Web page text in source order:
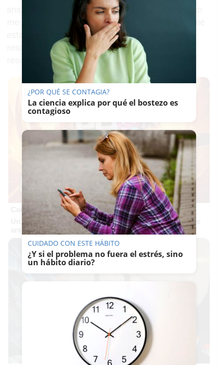
ansiedad, agorafobia, y yo sentía que el flamenco
me estaba dando algo más que la medicación, me
estaba capacitando”, expresa Natalia. Lo que
resultó siendo un antídoto para su salvación,
resultó ser el eje de su proyecto laboral.
Corepunk MMORPG
Un verdadero MMORPG de la vieja escuela ¡Cómo los de
antes, pero mejor!
¿POR QUÉ SE CONTAGIA?
La ciencia explica por qué el bostezo es
contagioso
CUIDADO CON ESTE HÁBITO
¿Y si el problema no fuera el estrés, sino
un hábito diario?